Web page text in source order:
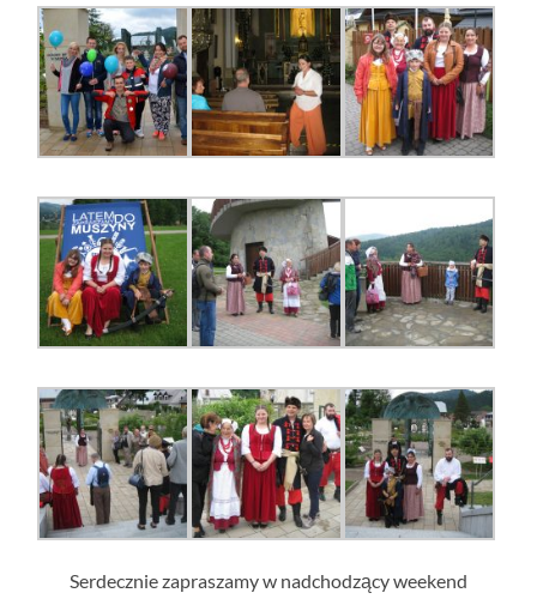
Serdecznie zapraszamy w nadchodzący weekend